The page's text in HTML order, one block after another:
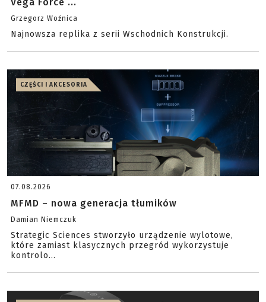
Grzegorz Woźnica
Najnowsza replika z serii Wschodnich Konstrukcji.
CZĘŚCI I AKCESORIA
07.08.2026
MFMD – nowa generacja tłumików
Damian Niemczuk
Strategic Sciences stworzyło urządzenie wylotowe,
które zamiast klasycznych przegród wykorzystuje
kontrolo...